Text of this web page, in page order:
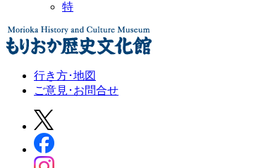
特
行き方･地図
ご意見･お問合せ